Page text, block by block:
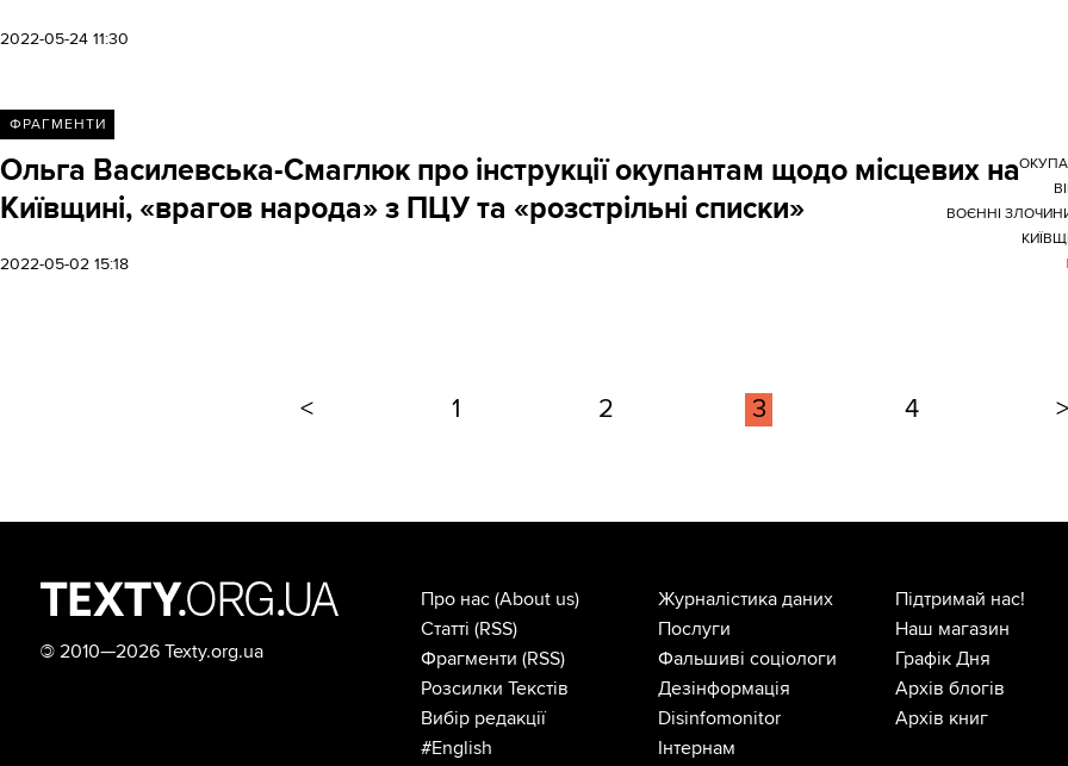
2022-05-24 11:30
ФРАГМЕНТИ
Ольга Василевська-Смаглюк про інструкції окупантам щодо місцевих на
Київщині, «врагов народа» з ПЦУ та «розстрільні списки»
2022-05-02 15:18
ВОЄННІ
< 1 2 3 4 >
© 2010—2026 Texty.org.ua
Про нас (About us)
Статті (RSS)
Фрагменти (RSS)
Розсилки Текстів
Вибір редакції
#English
Журналістика даних
Послуги
Фальшиві соціологи
Дезінформація
Disinfomonitor
Інтернам
Підтримай нас!
Наш магазин
Графік Дня
Архів блогів
Архів книг